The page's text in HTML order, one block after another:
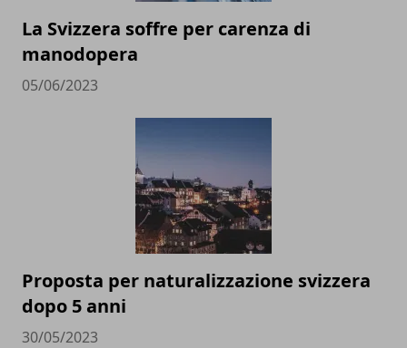
La Svizzera soffre per carenza di
manodopera
05/06/2023
Proposta per naturalizzazione svizzera
dopo 5 anni
30/05/2023